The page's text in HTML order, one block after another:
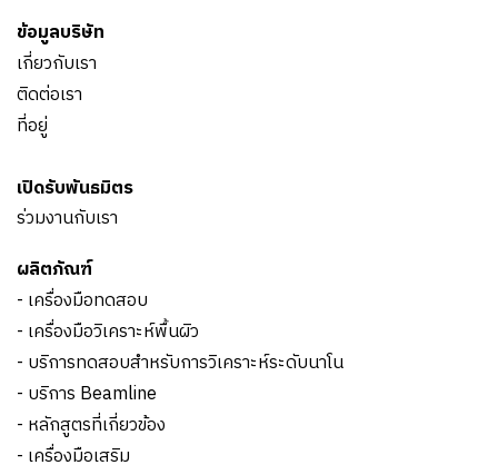
ข้อมูลบริษัท
เกี่ยวกับเรา
ติดต่อเรา
ที่อยู่
เปิดรับพันธมิตร
ร่วมงานกับเรา
ผลิตภัณฑ์
- เครื่องมือทดสอบ
- เครื่องมือวิเคราะห์พื้นผิว
- บริการทดสอบสำหรับการวิเคราะห์ระดับนาโน
- บริการ Beamline
- หลักสูตรที่เกี่ยวข้อง
- เครื่องมือเสริม